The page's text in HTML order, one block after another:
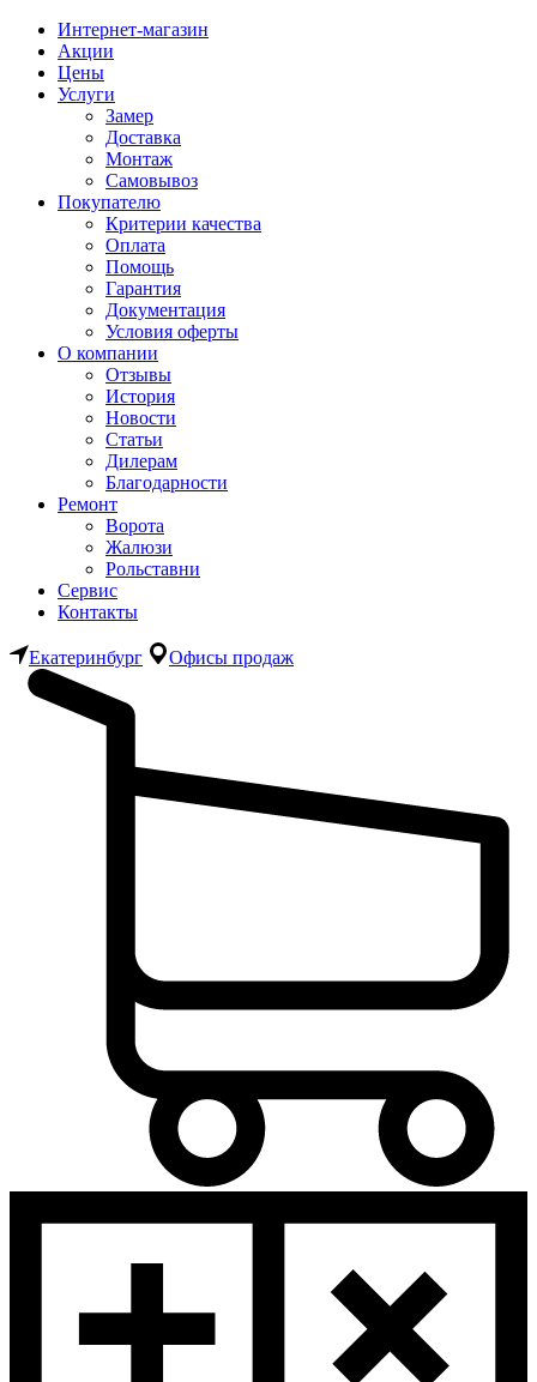
Интернет-магазин
Акции
Цены
Услуги
Замер
Доставка
Монтаж
Самовывоз
Покупателю
Критерии качества
Оплата
Помощь
Гарантия
Документация
Условия оферты
О компании
Отзывы
История
Новости
Статьи
Дилерам
Благодарности
Ремонт
Ворота
Жалюзи
Рольставни
Сервис
Контакты
Екатеринбург Офисы продаж